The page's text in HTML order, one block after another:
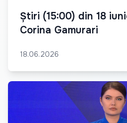
Știri (15:00) din 18
Corina Gamurari
18.06.2026